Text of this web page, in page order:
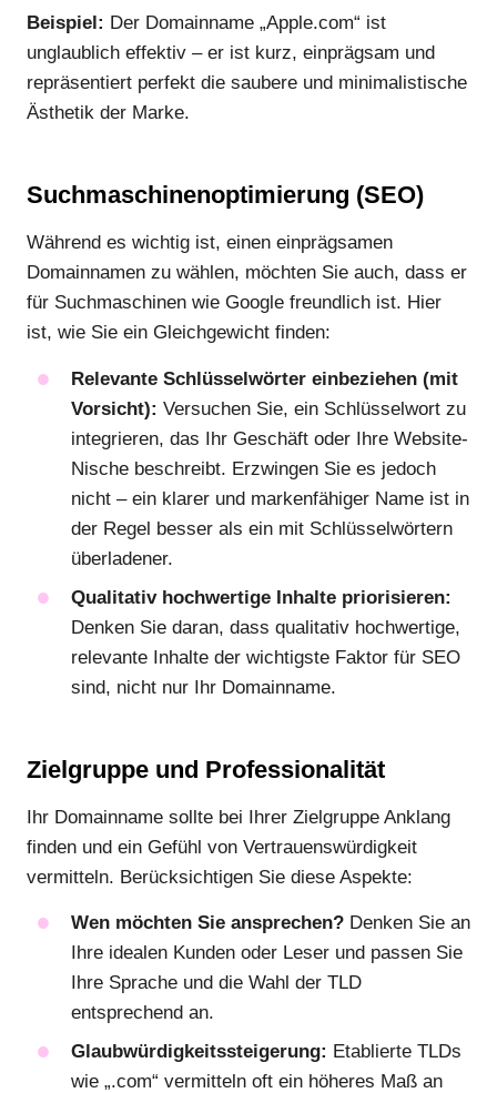
Beispiel: Der Domainname „Apple.com“ ist
unglaublich effektiv – er ist kurz, einprägsam und
repräsentiert perfekt die saubere und minimalistische
Ästhetik der Marke.
Suchmaschinenoptimierung (SEO)
Während es wichtig ist, einen einprägsamen
Domainnamen zu wählen, möchten Sie auch, dass er
für Suchmaschinen wie Google freundlich ist. Hier
ist, wie Sie ein Gleichgewicht finden:
Relevante Schlüsselwörter einbeziehen (mit
Vorsicht): Versuchen Sie, ein Schlüsselwort zu
integrieren, das Ihr Geschäft oder Ihre Website-
Nische beschreibt. Erzwingen Sie es jedoch
nicht – ein klarer und markenfähiger Name ist in
der Regel besser als ein mit Schlüsselwörtern
überladener.
Qualitativ hochwertige Inhalte priorisieren:
Denken Sie daran, dass qualitativ hochwertige,
relevante Inhalte der wichtigste Faktor für SEO
sind, nicht nur Ihr Domainname.
Zielgruppe und Professionalität
Ihr Domainname sollte bei Ihrer Zielgruppe Anklang
finden und ein Gefühl von Vertrauenswürdigkeit
vermitteln. Berücksichtigen Sie diese Aspekte:
Wen möchten Sie ansprechen? Denken Sie an
Ihre idealen Kunden oder Leser und passen Sie
Ihre Sprache und die Wahl der TLD
entsprechend an.
Glaubwürdigkeitssteigerung: Etablierte TLDs
wie „.com“ vermitteln oft ein höheres Maß an